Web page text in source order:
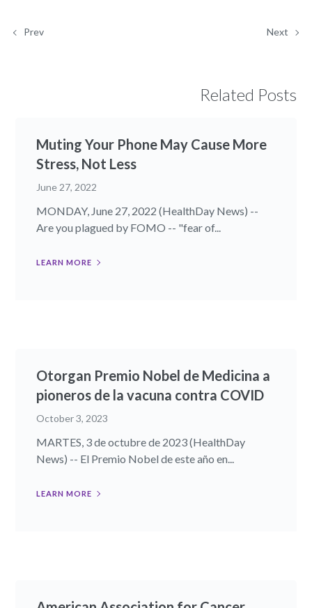
Prev Next
Related Posts
Muting Your Phone May Cause More
Stress, Not Less
June 27, 2022
MONDAY, June 27, 2022 (HealthDay News) --
Are you plagued by FOMO -- "fear of...
LEARN MORE
Otorgan Premio Nobel de Medicina a
pioneros de la vacuna contra COVID
October 3, 2023
MARTES, 3 de octubre de 2023 (HealthDay
News) -- El Premio Nobel de este año en...
LEARN MORE